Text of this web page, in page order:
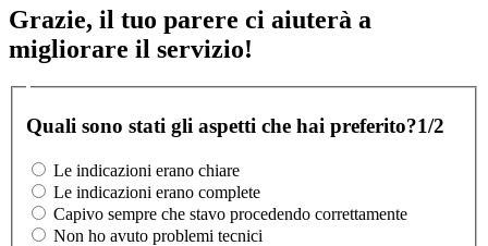
Grazie, il tuo parere ci aiuterà a
migliorare il servizio!
Quali sono stati gli aspetti che hai preferito?1/2
Le indicazioni erano chiare
Le indicazioni erano complete
Capivo sempre che stavo procedendo correttamente
Non ho avuto problemi tecnici